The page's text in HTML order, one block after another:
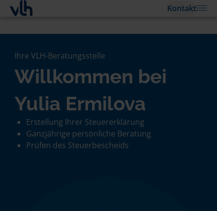
Kontakt
Ihre VLH-Beratungsstelle
Willkommen bei
Yulia Ermilova
Erstellung Ihrer Steuererklärung
Ganzjährige persönliche Beratung
Prüfen des Steuerbescheids